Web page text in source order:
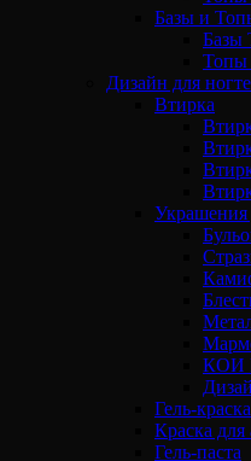
Базы и
Базы
Топы
Дизайн для
Втирка
Украшения
КОИ
Гель-краска
Краска для
Гель-паста